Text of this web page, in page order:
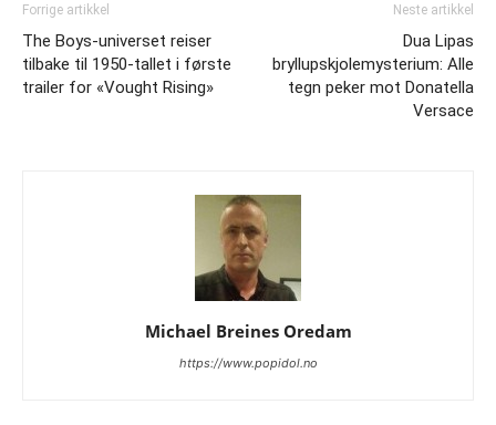
Forrige artikkel
The Boys-universet reiser
tilbake til 1950-tallet i første
trailer for «Vought Rising»
Neste artikkel
Dua Lipas
bryllupskjolemysterium: Alle
tegn peker mot Donatella
Versace
Michael Breines Oredam
https://www.popidol.no